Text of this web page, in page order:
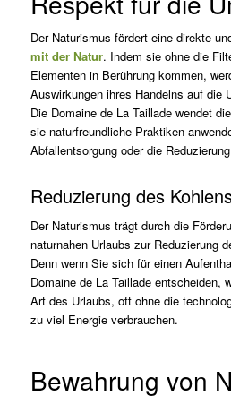
Der Naturismus fördert eine direkte
mit der Natur. Indem sie ohne die
Elementen in Berührung kommen,
Auswirkungen ihres Handelns auf die
Die Domaine de La Taillade wendet
sie naturfreundliche Praktiken
Abfallentsorgung oder die
Reduzierung des
Der Naturismus trägt durch die
naturnahen Urlaubs zur Reduzierung
Denn wenn Sie sich für einen
Domaine de La Taillade entscheiden,
Art des Urlaubs, oft ohne die
zu viel Energie verbrauchen.
Bewahrung von